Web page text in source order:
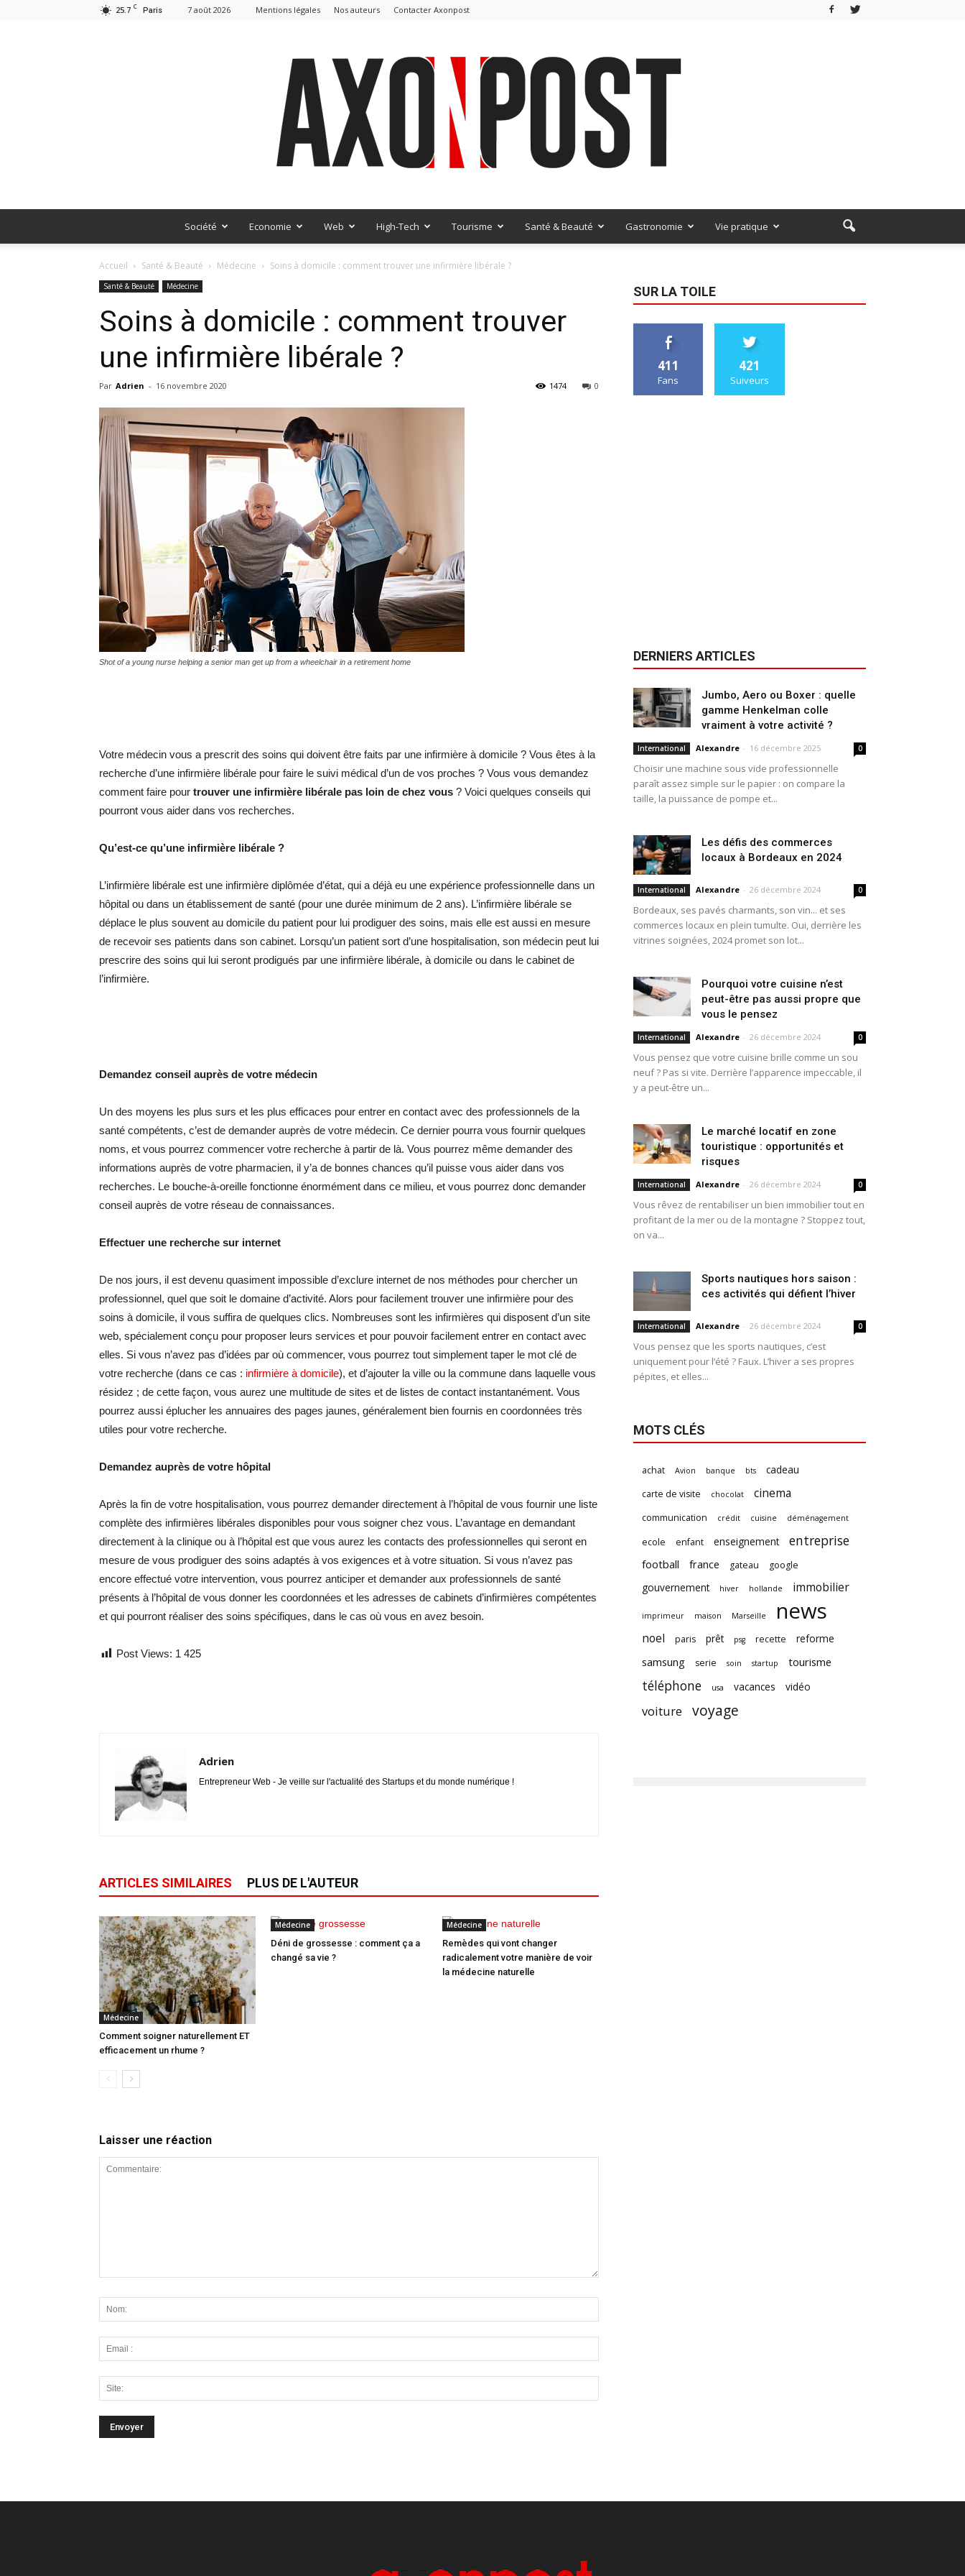
25.7 C Paris 7 août 2026 Mentions légales Nos auteurs Contacter Axonpost
Société Economie Web High-Tech Tourisme Santé & Beauté Gastronomie Vie pratique
Accueil Santé & Beauté Médecine Soins à domicile : comment trouver une infirmière libérale ?
Santé & Beauté Médecine
Soins à domicile : comment trouver
une infirmière libérale ?
Par Adrien - 16 novembre 2020 0
1474
Shot of a young nurse helping a senior man get up from a wheelchair in a retirement home
Votre médecin vous a prescrit des soins qui doivent être faits par une infirmière à domicile ? Vous êtes à la
recherche d’une infirmière libérale pour faire le suivi médical d’un de vos proches ? Vous vous demandez
comment faire pour trouver une infirmière libérale pas loin de chez vous ? Voici quelques conseils qui
pourront vous aider dans vos recherches.
Qu’est-ce qu’une infirmière libérale ?
L’infirmière libérale est une infirmière diplômée d’état, qui a déjà eu une expérience professionnelle dans un
hôpital ou dans un établissement de santé (pour une durée minimum de 2 ans). L’infirmière libérale se
déplace le plus souvent au domicile du patient pour lui prodiguer des soins, mais elle est aussi en mesure
de recevoir ses patients dans son cabinet. Lorsqu’un patient sort d’une hospitalisation, son médecin peut lui
prescrire des soins qui lui seront prodigués par une infirmière libérale, à domicile ou dans le cabinet de
l’infirmière.
Demandez conseil auprès de votre médecin
Un des moyens les plus surs et les plus efficaces pour entrer en contact avec des professionnels de la
santé compétents, c’est de demander auprès de votre médecin. Ce dernier pourra vous fournir quelques
noms, et vous pourrez commencer votre recherche à partir de là. Vous pourrez même demander des
informations auprès de votre pharmacien, il y’a de bonnes chances qu’il puisse vous aider dans vos
recherches. Le bouche-à-oreille fonctionne énormément dans ce milieu, et vous pourrez donc demander
conseil auprès de votre réseau de connaissances.
Effectuer une recherche sur internet
De nos jours, il est devenu quasiment impossible d’exclure internet de nos méthodes pour chercher un
professionnel, quel que soit le domaine d’activité. Alors pour facilement trouver une infirmière pour des
soins à domicile, il vous suffira de quelques clics. Nombreuses sont les infirmières qui disposent d’un site
web, spécialement conçu pour proposer leurs services et pour pouvoir facilement entrer en contact avec
elles. Si vous n’avez pas d’idées par où commencer, vous pourrez tout simplement taper le mot clé de
votre recherche (dans ce cas : infirmière à domicile), et d’ajouter la ville ou la commune dans laquelle vous
résidez ; de cette façon, vous aurez une multitude de sites et de listes de contact instantanément. Vous
pourrez aussi éplucher les annuaires des pages jaunes, généralement bien fournis en coordonnées très
utiles pour votre recherche.
Demandez auprès de votre hôpital
Après la fin de votre hospitalisation, vous pourrez demander directement à l’hôpital de vous fournir une liste
complète des infirmières libérales disponibles pour vous soigner chez vous. L’avantage en demandant
directement à la clinique ou à l’hôpital est que vous aurez les contacts des professionnelles qui seront en
mesure de vous prodiguer des soins adaptés à vos exigences et à votre situation. Si vous n’avez pas
encore effectué votre intervention, vous pourrez anticiper et demander aux professionnels de santé
présents à l’hôpital de vous donner les coordonnées et les adresses de cabinets d’infirmières compétentes
et qui pourront réaliser des soins spécifiques, dans le cas où vous en avez besoin.
Post Views: 1 425
Adrien
Entrepreneur Web - Je veille sur l'actualité des Startups et du monde numérique !
ARTICLES SIMILAIRES PLUS DE L'AUTEUR
Médecine
Comment soigner naturellement ET
efficacement un rhume ?
Médecine
Déni de grossesse : comment ça a
changé sa vie ?
Médecine
Remèdes qui vont changer
radicalement votre manière de voir
la médecine naturelle
Laisser une réaction
SUR LA TOILE
411
Fans
421
Suiveurs
DERNIERS ARTICLES
Jumbo, Aero ou Boxer : quelle
gamme Henkelman colle
vraiment à votre activité ?
International Alexandre - 16 décembre 2025 0
Choisir une machine sous vide professionnelle
paraît assez simple sur le papier : on compare la
taille, la puissance de pompe et...
Les défis des commerces
locaux à Bordeaux en 2024
International Alexandre - 26 décembre 2024 0
Bordeaux, ses pavés charmants, son vin... et ses
commerces locaux en plein tumulte. Oui, derrière les
vitrines soignées, 2024 promet son lot...
Pourquoi votre cuisine n’est
peut-être pas aussi propre que
vous le pensez
International Alexandre - 26 décembre 2024 0
Vous pensez que votre cuisine brille comme un sou
neuf ? Pas si vite. Derrière l’apparence impeccable, il
y a peut-être un...
Le marché locatif en zone
touristique : opportunités et
risques
International Alexandre - 26 décembre 2024 0
Vous rêvez de rentabiliser un bien immobilier tout en
profitant de la mer ou de la montagne ? Stoppez tout,
on va...
Sports nautiques hors saison :
ces activités qui défient l’hiver
International Alexandre - 26 décembre 2024 0
Vous pensez que les sports nautiques, c’est
uniquement pour l’été ? Faux. L’hiver a ses propres
pépites, et elles...
MOTS CLÉS
achat Avion banque bts cadeau
carte de visite chocolat cinema
communication crédit cuisine déménagement
ecole enfant enseignement entreprise
football france gateau google
gouvernement hiver hollande immobilier
imprimeur maison Marseille news
noel paris prêt psg recette reforme
samsung serie soin startup tourisme
téléphone usa vacances vidéo
voiture voyage